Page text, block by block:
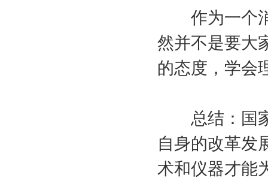
作为一个消
然并不是要大
的态度，学会
总结：国家
自身的改革发
术和仪器才能